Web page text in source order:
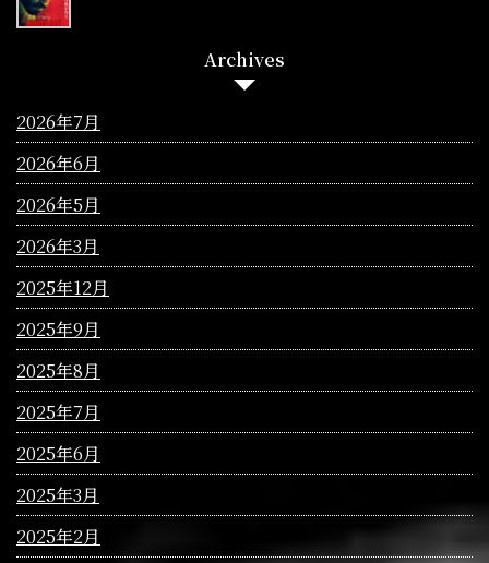
Archives
2026年7月
2026年6月
2026年5月
2026年3月
2025年12月
2025年9月
2025年8月
2025年7月
2025年6月
2025年3月
2025年2月